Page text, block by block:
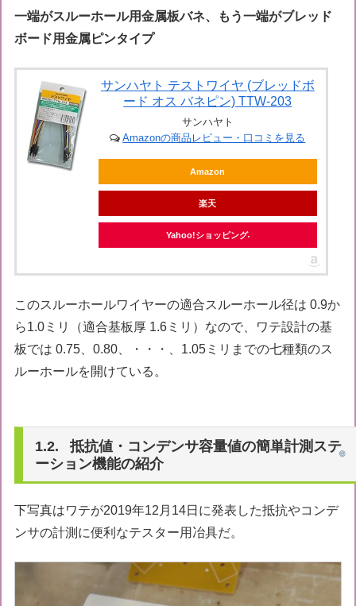
一端がスルーホール用金属板バネ、もう一端がブレッド
ボード用金属ピンタイプ
サンハヤト テストワイヤ (ブレッドボ
ード オス バネピン) TTW-203
サンハヤト
Amazonの商品レビュー・口コミを見る
Amazon
楽天
Yahoo!ショッピング
このスルーホールワイヤーの適合スルーホール径は 0.9か
ら1.0ミリ（適合基板厚 1.6ミリ）なので、ワテ設計の基
板では 0.75、0.80、・・・、1.05ミリまでの七種類のス
ルーホールを開けている。
抵抗値・コンデンサ容量値の簡単計測ステ
ーション機能の紹介
下写真はワテが2019年12月14日に発表した抵抗やコンデ
ンサの計測に便利なテスター用冶具だ。